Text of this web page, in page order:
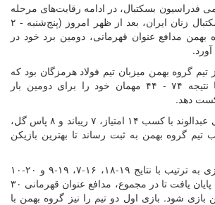
فدراسیون بسکتبال، در ادامه رقابت‌های مرحله
نیمه‌نهایی لیگ برتر بسکتبال زنان ایران، بعد از ظهر امروز (پنج‌شنبه - ۲
تیم گروه بهمن مدافع عنوان قهرمانی، دومین برد خود در
۱۲:۳۰ امروز تیم گروه بهمن میزبان تیم فولاد هرمزگان بود که
در پایان موفق شد با نتیجه ۷۴ - ۴۴ مهمان خود را برای دومین بار
دهد.
در پایان این بازی شادی عبدالوند با کسب ۱۴ امتیاز، ۷ ریباند و ۸ پاس گل،
ترکیب تیم گروه بهمن به ثبت رساند تا بهترین بازیکن
هر چهار کوارتر این بازی به ترتیب با نتایج ۱۹-۱۸، ۱۶-۷، ۱۹-۹ و ۲۰-۱۰
به سود تیم گروه بهمن پایان یافت تا در مجموع، مدافع عنوان قهرمانی ۳۰
بازی شود. بازی اول دو تیم را نیز گروه بهمن با